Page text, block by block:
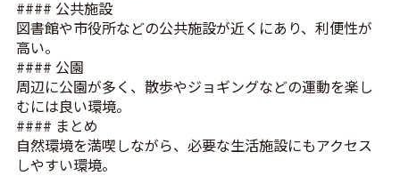
#### 公共施設
図書館や市役所などの公共施設が近くにあり、利便性が
高い。
#### 公園
周辺に公園が多く、散歩やジョギングなどの運動を楽し
むには良い環境。
#### まとめ
自然環境を満喫しながら、必要な生活施設にもアクセス
しやすい環境。